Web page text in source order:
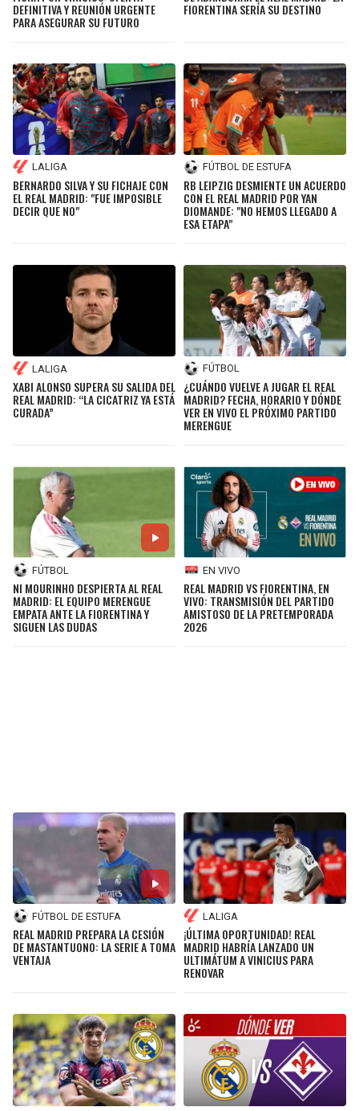
DEFINITIVA Y REUNIÓN URGENTE
PARA ASEGURAR SU FUTURO
FIORENTINA SERÍA SU DESTINO
LALIGA
BERNARDO SILVA Y SU FICHAJE CON
EL REAL MADRID: "FUE IMPOSIBLE
DECIR QUE NO"
FÚTBOL DE ESTUFA
RB LEIPZIG DESMIENTE UN ACUERDO
CON EL REAL MADRID POR YAN
DIOMANDE: "NO HEMOS LLEGADO A
ESA ETAPA"
LALIGA
XABI ALONSO SUPERA SU SALIDA DEL
REAL MADRID: “LA CICATRIZ YA ESTÁ
CURADA”
FÚTBOL
¿CUÁNDO VUELVE A JUGAR EL REAL
MADRID? FECHA, HORARIO Y DÓNDE
VER EN VIVO EL PRÓXIMO PARTIDO
MERENGUE
FÚTBOL
NI MOURINHO DESPIERTA AL REAL
MADRID: EL EQUIPO MERENGUE
EMPATA ANTE LA FIORENTINA Y
SIGUEN LAS DUDAS
EN VIVO
REAL MADRID VS FIORENTINA, EN
VIVO: TRANSMISIÓN DEL PARTIDO
AMISTOSO DE LA PRETEMPORADA
2026
FÚTBOL DE ESTUFA
REAL MADRID PREPARA LA CESIÓN
DE MASTANTUONO: LA SERIE A TOMA
VENTAJA
LALIGA
¡ÚLTIMA OPORTUNIDAD! REAL
MADRID HABRÍA LANZADO UN
ULTIMÁTUM A VINICIUS PARA
RENOVAR